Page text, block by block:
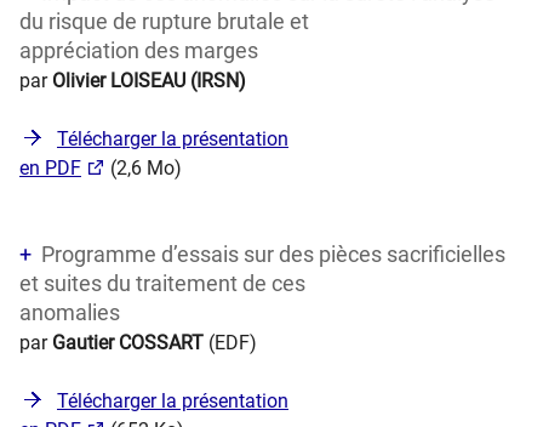
du risque de rupture brutale et
appréciation des marges
par Olivier LOISEAU (IRSN)
Télécharger la présentation
en PDF
(2,6 Mo)
Programme d’essais sur des pièces sacrificielles
et suites du traitement de ces
anomalies
par Gautier COSSART (EDF)
Télécharger la présentation